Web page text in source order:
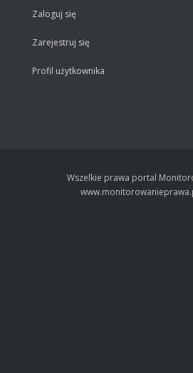
Zaloguj się
Zarejestruj się
Profil użytkownika
Wszelkie prawa portal